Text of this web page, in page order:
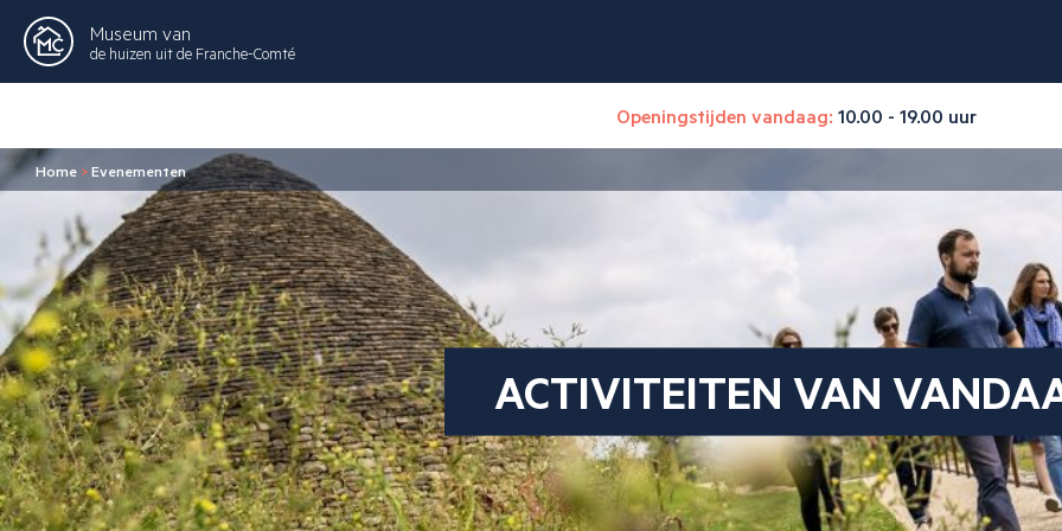
Museum van
de huizen uit de Franche-Comté
Openingstijden vandaag: 10.00 - 19.00 uur
Home >Evenementen
ACTIVITEITEN VAN